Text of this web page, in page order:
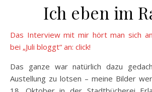
Ich eben im
Das Interview mit mir hört man sich am besten bequem
bei „Juli bloggt“ an: click!
Das ganze war natürlich dazu
Austellung zu lotsen – meine Bilder